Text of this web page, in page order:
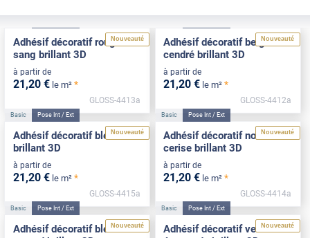
Nouveauté
Adhésif décoratif rouge
sang brillant 3D
à partir de
21 ,20 € le m² *
GLOSS-4413a
Nouveauté
Adhésif décoratif beige
cendré brillant 3D
à partir de
21 ,20 € le m² *
GLOSS-4412a
Nouveauté
Basic Pose Int / Ext
Adhésif décoratif bleu roi
brillant 3D
à partir de
21 ,20 € le m² *
GLOSS-4415a
Nouveauté
Basic Pose Int / Ext
Adhésif décoratif noir
cerise brillant 3D
à partir de
21 ,20 € le m² *
GLOSS-4414a
Nouveauté
Basic Pose Int / Ext
Adhésif décoratif bleu
Nouveauté
Basic Pose Int / Ext
Adhésif décoratif vert